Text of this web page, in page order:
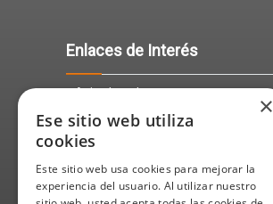
Enlaces de Interés
Aviso Legal
Política de Privacidad
Política de cookies
×
Ese sitio web utiliza
cookies
Este sitio web usa cookies para mejorar la
experiencia del usuario. Al utilizar nuestro